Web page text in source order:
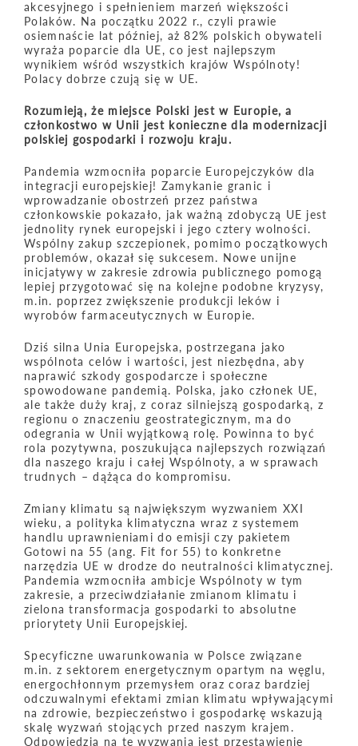
akcesyjnego i spełnieniem marzeń większości
Polaków. Na początku 2022 r., czyli prawie
osiemnaście lat później, aż 82% polskich obywateli
wyraża poparcie dla UE, co jest najlepszym
wynikiem wśród wszystkich krajów Wspólnoty!
Polacy dobrze czują się w UE.
Rozumieją, że miejsce Polski jest w Europie, a
członkostwo w Unii jest konieczne dla modernizacji
polskiej gospodarki i rozwoju kraju.
Pandemia wzmocniła poparcie Europejczyków dla
integracji europejskiej! Zamykanie granic i
wprowadzanie obostrzeń przez państwa
członkowskie pokazało, jak ważną zdobyczą UE jest
jednolity rynek europejski i jego cztery wolności.
Wspólny zakup szczepionek, pomimo początkowych
problemów, okazał się sukcesem. Nowe unijne
inicjatywy w zakresie zdrowia publicznego pomogą
lepiej przygotować się na kolejne podobne kryzysy,
m.in. poprzez zwiększenie produkcji leków i
wyrobów farmaceutycznych w Europie.
Dziś silna Unia Europejska, postrzegana jako
wspólnota celów i wartości, jest niezbędna, aby
naprawić szkody gospodarcze i społeczne
spowodowane pandemią. Polska, jako członek UE,
ale także duży kraj, z coraz silniejszą gospodarką, z
regionu o znaczeniu geostrategicznym, ma do
odegrania w Unii wyjątkową rolę. Powinna to być
rola pozytywna, poszukująca najlepszych rozwiązań
dla naszego kraju i całej Wspólnoty, a w sprawach
trudnych – dążąca do kompromisu.
Zmiany klimatu są największym wyzwaniem XXI
wieku, a polityka klimatyczna wraz z systemem
handlu uprawnieniami do emisji czy pakietem
Gotowi na 55 (ang. Fit for 55) to konkretne
narzędzia UE w drodze do neutralności klimatycznej.
Pandemia wzmocniła ambicje Wspólnoty w tym
zakresie, a przeciwdziałanie zmianom klimatu i
zielona transformacja gospodarki to absolutne
priorytety Unii Europejskiej.
Specyficzne uwarunkowania w Polsce związane
m.in. z sektorem energetycznym opartym na węglu,
energochłonnym przemysłem oraz coraz bardziej
odczuwalnymi efektami zmian klimatu wpływającymi
na zdrowie, bezpieczeństwo i gospodarkę wskazują
skalę wyzwań stojących przed naszym krajem.
Odpowiedzią na te wyzwania jest przestawienie